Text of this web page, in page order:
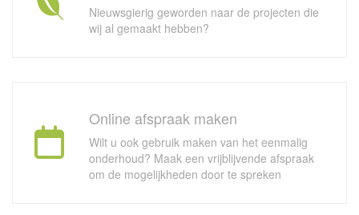
Nieuwsgierig geworden naar de projecten die
wij al gemaakt hebben?
Online afspraak maken
Wilt u ook gebruik maken van het eenmalig
onderhoud? Maak een vrijblijvende afspraak
om de mogelijkheden door te spreken